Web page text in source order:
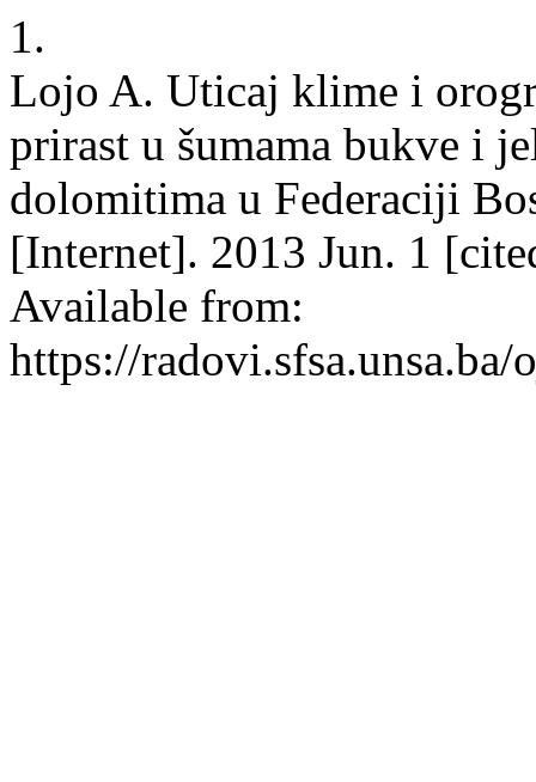
1.
Lojo A. Uticaj klime i
prirast u šumama bukve i
dolomitima u Federaciji
[Internet]. 2013 Jun. 1
Available from:
https://